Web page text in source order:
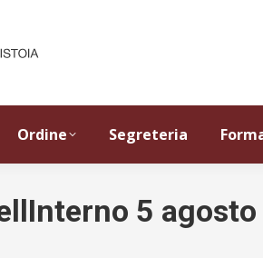
Ordine Segreteria
5 agosto